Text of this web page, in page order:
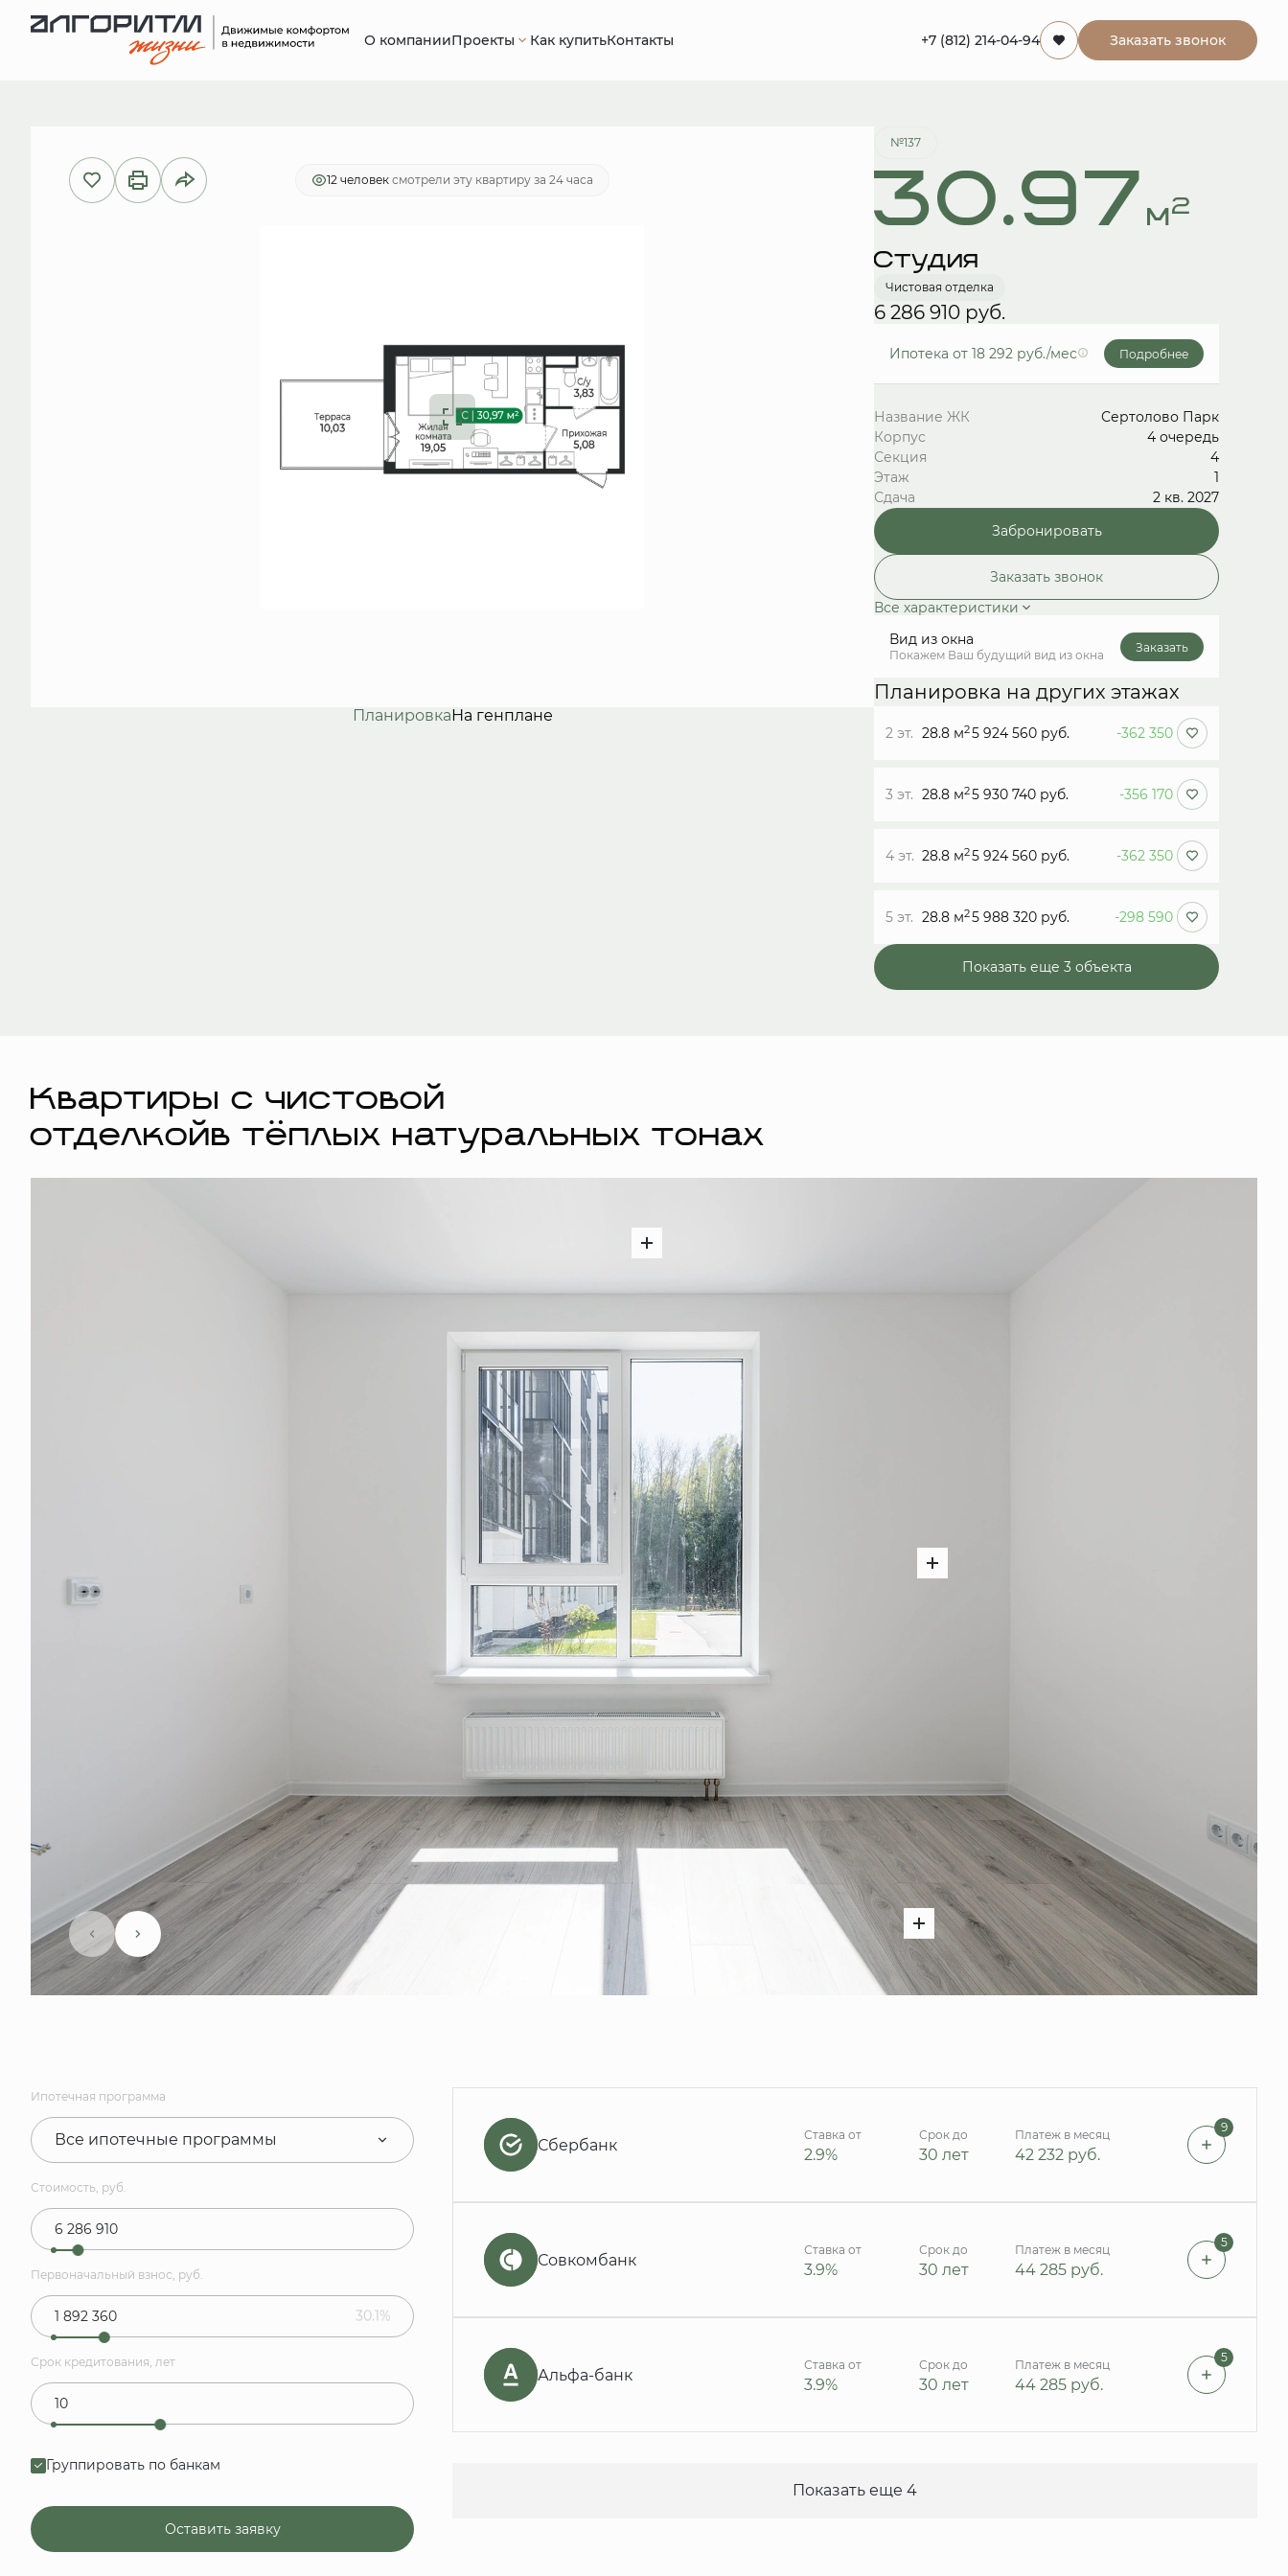
О компанииПроекты Как купитьКонтакты +7 (812) 214-04-94 Заказать звонок
Студия30.97 м26 286 910 руб.Ипотекаот 18 292 руб./мес. Забронировать
12 человек смотрели эту квартиру за 24 часа
ПланировкаНа генплане
№137
30.97 м2
Студия
Чистовая отделка
6 286 910 руб.
Ипотека от 18 292 руб./мес Подробнее
Название ЖК
Сертолово Парк
Корпус
4 очередь
Секция
4
Этаж
1
Сдача
2 кв. 2027
Забронировать
Заказать звонок
Все характеристики
Вид из окна
Покажем Ваш будущий вид из окна
Заказать
Планировка на других этажах
2 эт. 28.8 м25 924 560 руб. -362 350
3 эт. 28.8 м25 930 740 руб. -356 170
4 эт. 28.8 м25 924 560 руб. -362 350
5 эт. 28.8 м25 988 320 руб. -298 590
Показать еще 3 объектa
Квартиры с чистовой
отделкойв тёплых натуральных тонах
Ипотечная программа
Все ипотечные программы
Стоимость, руб.
Первоначальный взнос, руб.
30.1%
Срок кредитования, лет
Группировать по банкам
Оставить заявку
Сбербанк
Ставка от
2.9%
Срок до
30 лет
Платеж в месяц
42 232 руб.
9
Совкомбанк
Ставка от
3.9%
Срок до
30 лет
Платеж в месяц
44 285 руб.
5
Альфа-банк
Ставка от
3.9%
Срок до
30 лет
Платеж в месяц
44 285 руб.
5
Показать еще 4